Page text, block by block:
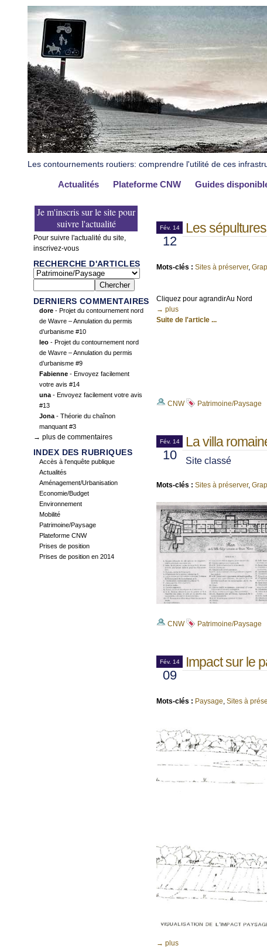
Les contournements routiers: comprendre l'utilité de ces
Actualités Plateforme CNW Guides
Je m'inscris sur le site pour
suivre l'actualité
Pour suivre l'actualité du site,
inscrivez-vous
RECHERCHE D'ARTICLES
DERNIERS COMMENTAIRES
dore - Projet du contournement nord
de Wavre – Annulation du permis
d’urbanisme #10
leo - Projet du contournement nord
de Wavre – Annulation du permis
d’urbanisme #9
Fabienne - Envoyez facilement
votre avis #14
una - Envoyez facilement votre avis
#13
Jona - Théorie du chaînon
manquant #3
→ plus de commentaires
INDEX DES RUBRIQUES
Accès à l'enquête publique
Actualités
Aménagement/Urbanisation
Economie/Budget
Environnement
Mobilité
Patrimoine/Paysage
Plateforme CNW
Prises de position
Prises de position en 2014
Fév. 14
12
Les sépultures
Mots-clés : Sites à préserver,
Cliquez pour agrandirAu Nord
→ plus
Suite de l'article ...
CNW Patrimoine/Paysage
Fév. 14
10
La villa
Site classé
Mots-clés : Sites à préserver,
CNW Patrimoine/Paysage
Fév. 14
09
Impact sur le
Mots-clés : Paysage, Sites à
→ plus